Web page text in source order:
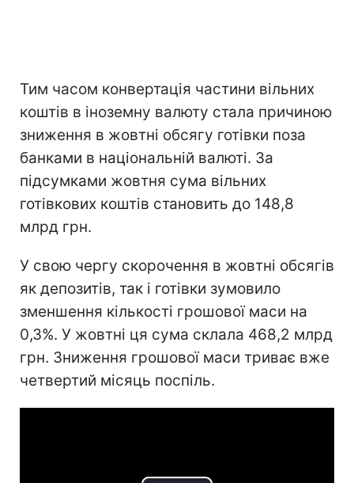
Тим часом конвертація частини вільних
коштів в іноземну валюту стала причиною
зниження в жовтні обсягу готівки поза
банками в національній валюті. За
підсумками жовтня сума вільних
готівкових коштів становить до 148,8
млрд грн.
У свою чергу скорочення в жовтні обсягів
як депозитів, так і готівки зумовило
зменшення кількості грошової маси на
0,3%. У жовтні ця сума склала 468,2 млрд
грн. Зниження грошової маси триває вже
четвертий місяць поспіль.